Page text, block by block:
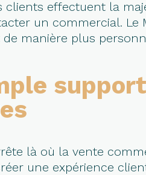
clients effectuent la
un commercial. Le
manière plus
là où la vente
une expérience